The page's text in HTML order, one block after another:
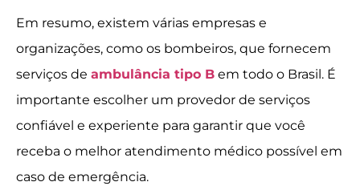
Em resumo, existem várias empresas e
organizações, como os bombeiros, que fornecem
serviços de ambulância tipo B em todo o Brasil. É
importante escolher um provedor de serviços
confiável e experiente para garantir que você
receba o melhor atendimento médico possível em
caso de emergência.